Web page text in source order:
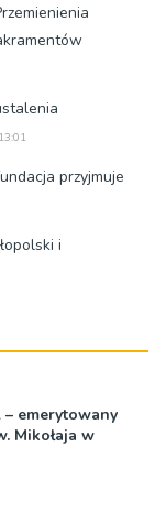
przyjmuje
i
– emerytowany
Mikołaja w